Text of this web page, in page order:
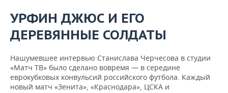
УРФИН ДЖЮС И ЕГО
ДЕРЕВЯННЫЕ СОЛДАТЫ
Нашумевшее интервью Станислава Черчесова в студии
«Матч ТВ» было сделано вовремя — в середине
еврокубковых конвульсий российского футбола. Каждый
новый матч «Зенита», «Краснодара», ЦСКА и